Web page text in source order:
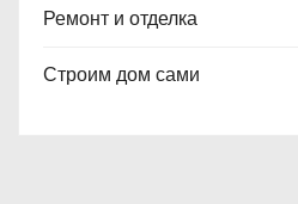
Ремонт и отделка
Строим дом сами